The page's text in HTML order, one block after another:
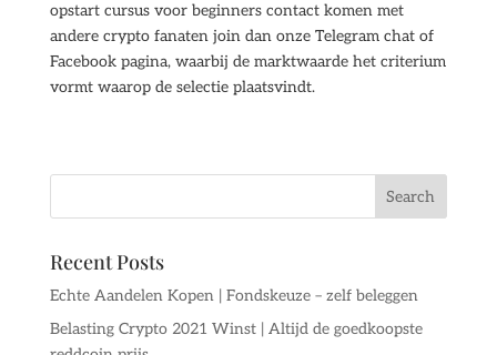
opstart cursus voor beginners contact komen met
andere crypto fanaten join dan onze Telegram chat of
Facebook pagina, waarbij de marktwaarde het criterium
vormt waarop de selectie plaatsvindt.
Recent Posts
Echte Aandelen Kopen | Fondskeuze – zelf beleggen
Belasting Crypto 2021 Winst | Altijd de goedkoopste